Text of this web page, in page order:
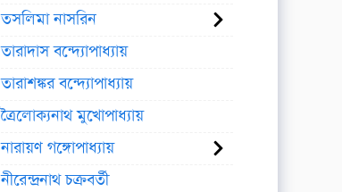
তসলিমা নাসরিন
তারাদাস বন্দ্যোপাধ্যায়
তারাশঙ্কর বন্দ্যোপাধ্যায়
ত্রৈলোক্যনাথ মুখোপাধ্যায়
নারায়ণ গঙ্গোপাধ্যায়
নীরেন্দ্রনাথ চক্রবর্তী